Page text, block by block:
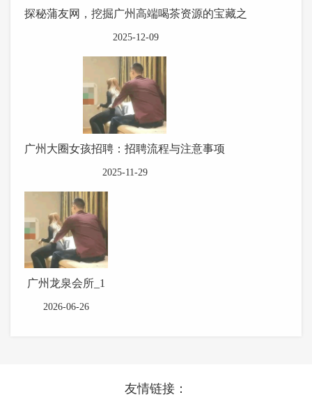
探秘蒲友网，挖掘广州高端喝茶资源的宝藏之
2025-12-09
广州大圈女孩招聘：招聘流程与注意事项
2025-11-29
广州龙泉会所_1
2026-06-26
友情链接：